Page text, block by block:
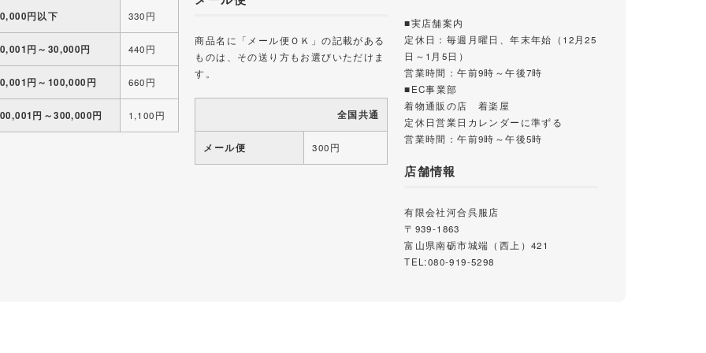
円以下 330円
円～30,000円 440円
円～100,000円 660円
円～300,000円 1,100円
商品名に「メール便ＯＫ」の記載がある
ものは、その送り方もお選びいただけま
す。
全国共通
メール便 300円
■実店舗案内
定休日：毎週月曜日、年末年始（12月25
日～1月5日）
営業時間：午前9時～午後7時
■EC事業部
着物通販の店 着楽屋
定休日営業日カレンダーに準ずる
営業時間：午前9時～午後5時
店舗情報
有限会社河合呉服店
〒939-1863
富山県南砺市城端（西上）421
TEL:080-919-5298